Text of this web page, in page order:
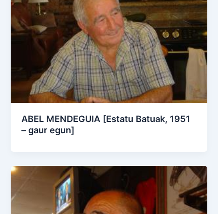
ABEL MENDEGUIA [Estatu Batuak, 1951
– gaur egun]